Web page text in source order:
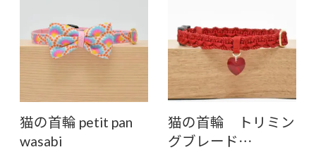
猫の首輪 petit pan
wasabi
猫の首輪 トリミン
グブレード…